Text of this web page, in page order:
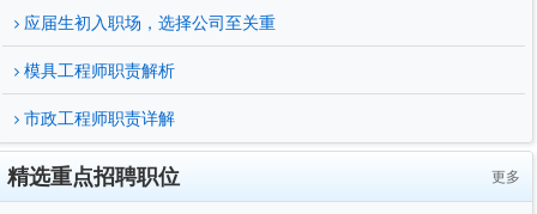
应届生初入职场，选择公司至关重
模具工程师职责解析
市政工程师职责详解
更多
精选重点招聘职位